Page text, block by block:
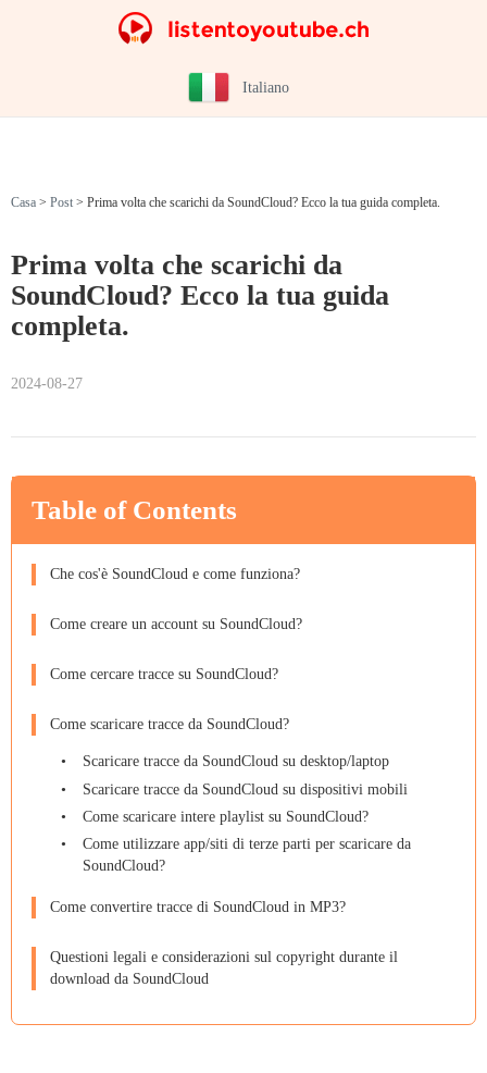
Italiano
Casa > Post > Prima volta che scarichi da SoundCloud? Ecco la tua guida completa.
Prima volta che scarichi da
SoundCloud? Ecco la tua guida
completa.
2024-08-27
Table of Contents
Che cos'è SoundCloud e come funziona?
Come creare un account su SoundCloud?
Come cercare tracce su SoundCloud?
Come scaricare tracce da SoundCloud?
Scaricare tracce da SoundCloud su desktop/laptop
Scaricare tracce da SoundCloud su dispositivi mobili
Come scaricare intere playlist su SoundCloud?
Come utilizzare app/siti di terze parti per scaricare da
SoundCloud?
Come convertire tracce di SoundCloud in MP3?
Questioni legali e considerazioni sul copyright durante il
download da SoundCloud